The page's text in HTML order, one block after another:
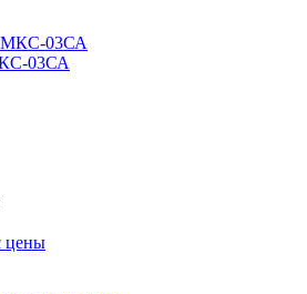
03СА
цены